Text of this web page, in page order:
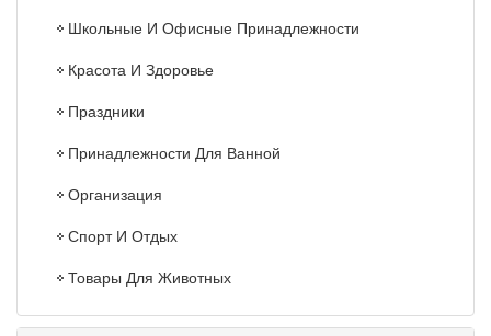
Школьные И Офисные Принадлежности
Красота И Здоровье
Праздники
Принадлежности Для Ванной
Организация
Спорт И Отдых
Товары Для Животных